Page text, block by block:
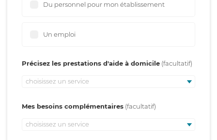
Du personnel pour mon établissement
Un emploi
Précisez les prestations d'aide à domicile
choisissez un service
Mes besoins complémentaires
choisissez un service